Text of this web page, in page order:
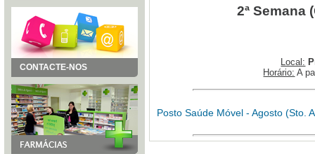
CONTACTE-NOS
2ª Semana
Local:
Horário: A
Posto Saúde Móvel - Agosto (Sto.